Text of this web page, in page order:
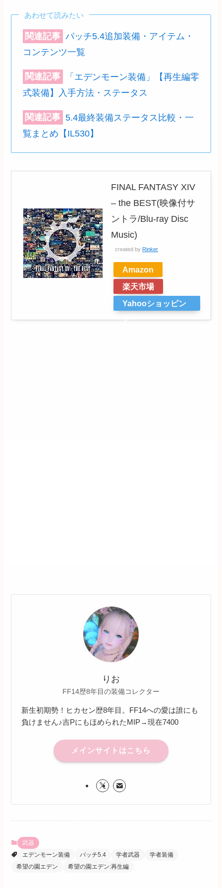
あわせて読みたい
関連記事 パッチ5.4追加装備・アイテム・
コンテンツ一覧
関連記事
「エデンモーン装備」【再生編零
式装備】入手方法・ステータス
関連記事 5.4最終装備ステータス比較・一
覧まとめ【IL530】
FINAL FANTASY XIV
– the BEST(映像付サ
ントラ/Blu-ray Disc
Music)
created by Rinker
Amazon
楽天市場
Yahooショッピン
グ
りお
FF14歴8年目の装備コレクター
新生初期勢！ヒカセン歴8年目。FF14への愛は誰にも
負けません♪吉PにもほめられたMIP→現在7400
メインサイトはこちら
武器
エデンモーン装備
パッチ5.4 学者武器
学者装備
希望の園エデン
希望の園エデン:再生編